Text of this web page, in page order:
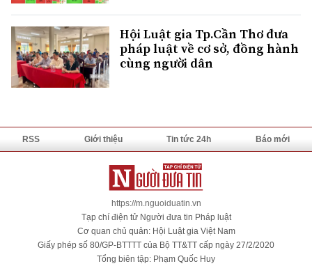
Hội Luật gia Tp.Cần Thơ đưa
pháp luật về cơ sở, đồng hành
cùng người dân
RSS Giới thiệu Tin tức 24h Báo mới
https://m.nguoiduatin.vn
Tạp chí điện tử Người đưa tin Pháp luật
Cơ quan chủ quản: Hội Luật gia Việt Nam
Giấy phép số 80/GP-BTTTT của Bộ TT&TT cấp ngày 27/2/2020
Tổng biên tập: Phạm Quốc Huy